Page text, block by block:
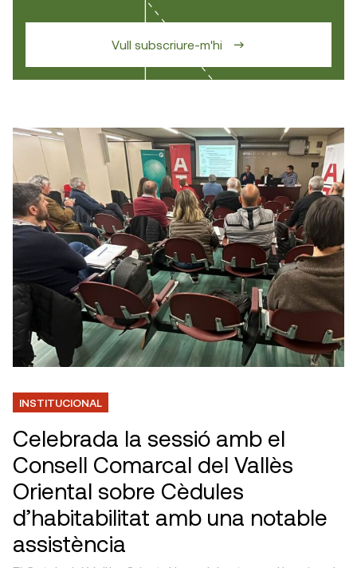
Vull subscriure-m'hi
INSTITUCIONAL
Celebrada la sessió amb el
Consell Comarcal del Vallès
Oriental sobre Cèdules
d’habitabilitat amb una notable
assistència